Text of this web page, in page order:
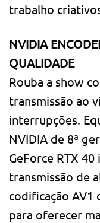
trabalho
NVIDIA
QUALIDADE
Rouba a show
transmissão ao
interrupções.
NVIDIA de 8ª
GeForce RTX
transmissão de
codificação AV1
para oferecer